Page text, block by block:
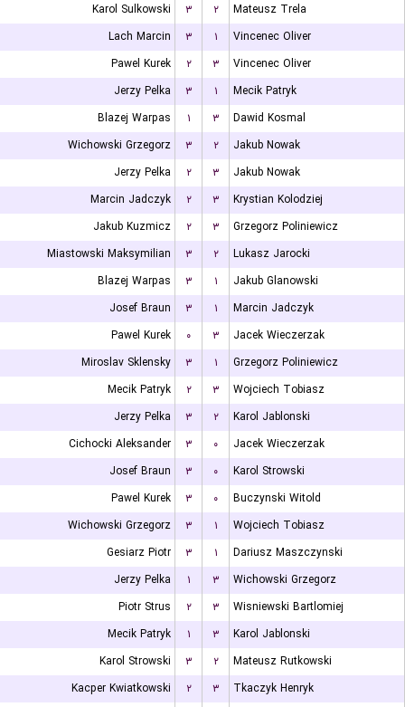
Karol Sulkowski
۳ ۲
Mateusz Trela
Lach Marcin
۳ ۱
Vincenec Oliver
Pawel Kurek
۲ ۳
Vincenec Oliver
Jerzy Pelka
۳ ۱
Mecik Patryk
Blazej Warpas
۱ ۳
Dawid Kosmal
Wichowski Grzegorz
۳ ۲
Jakub Nowak
Jerzy Pelka
۲ ۳
Jakub Nowak
Marcin Jadczyk
۲ ۳
Krystian Kolodziej
Jakub Kuzmicz
۲ ۳
Grzegorz Poliniewicz
Miastowski Maksymilian
۳ ۲
Lukasz Jarocki
Blazej Warpas
۳ ۱
Jakub Glanowski
Josef Braun
۳ ۱
Marcin Jadczyk
Pawel Kurek
۰ ۳
Jacek Wieczerzak
Miroslav Sklensky
۳ ۱
Grzegorz Poliniewicz
Mecik Patryk
۲ ۳
Wojciech Tobiasz
Jerzy Pelka
۳ ۲
Karol Jablonski
Cichocki Aleksander
۳ ۰
Jacek Wieczerzak
Josef Braun
۳ ۰
Karol Strowski
Pawel Kurek
۳ ۰
Buczynski Witold
Wichowski Grzegorz
۳ ۱
Wojciech Tobiasz
Gesiarz Piotr
۳ ۱
Dariusz Maszczynski
Jerzy Pelka
۱ ۳
Wichowski Grzegorz
Piotr Strus
۲ ۳
Wisniewski Bartlomiej
Mecik Patryk
۱ ۳
Karol Jablonski
Karol Strowski
۳ ۲
Mateusz Rutkowski
Kacper Kwiatkowski
۲ ۳ Tkaczyk Henryk